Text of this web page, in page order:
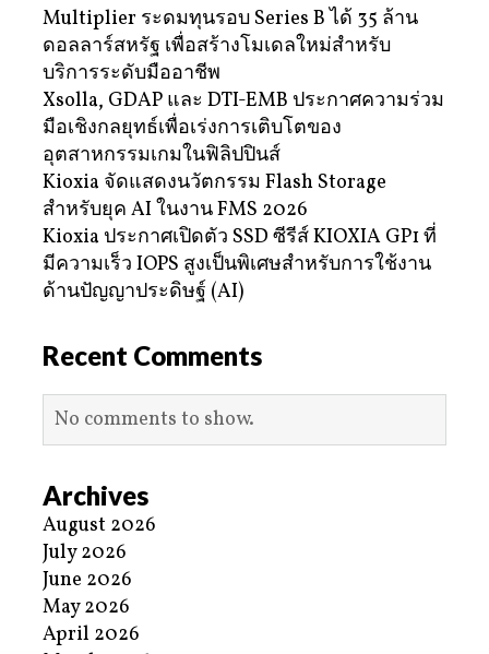
Multiplier ระดมทุนรอบ Series B ได้ 35 ล้าน
ดอลลาร์สหรัฐ เพื่อสร้างโมเดลใหม่สำหรับ
บริการระดับมืออาชีพ
Xsolla, GDAP และ DTI-EMB ประกาศความร่วม
มือเชิงกลยุทธ์เพื่อเร่งการเติบโตของ
อุตสาหกรรมเกมในฟิลิปปินส์
Kioxia จัดแสดงนวัตกรรม Flash Storage
สำหรับยุค AI ในงาน FMS 2026
Kioxia ประกาศเปิดตัว SSD ซีรีส์ KIOXIA GP1 ที่
มีความเร็ว IOPS สูงเป็นพิเศษสำหรับการใช้งาน
ด้านปัญญาประดิษฐ์ (AI)
Recent Comments
No comments to show.
Archives
August 2026
July 2026
June 2026
May 2026
April 2026